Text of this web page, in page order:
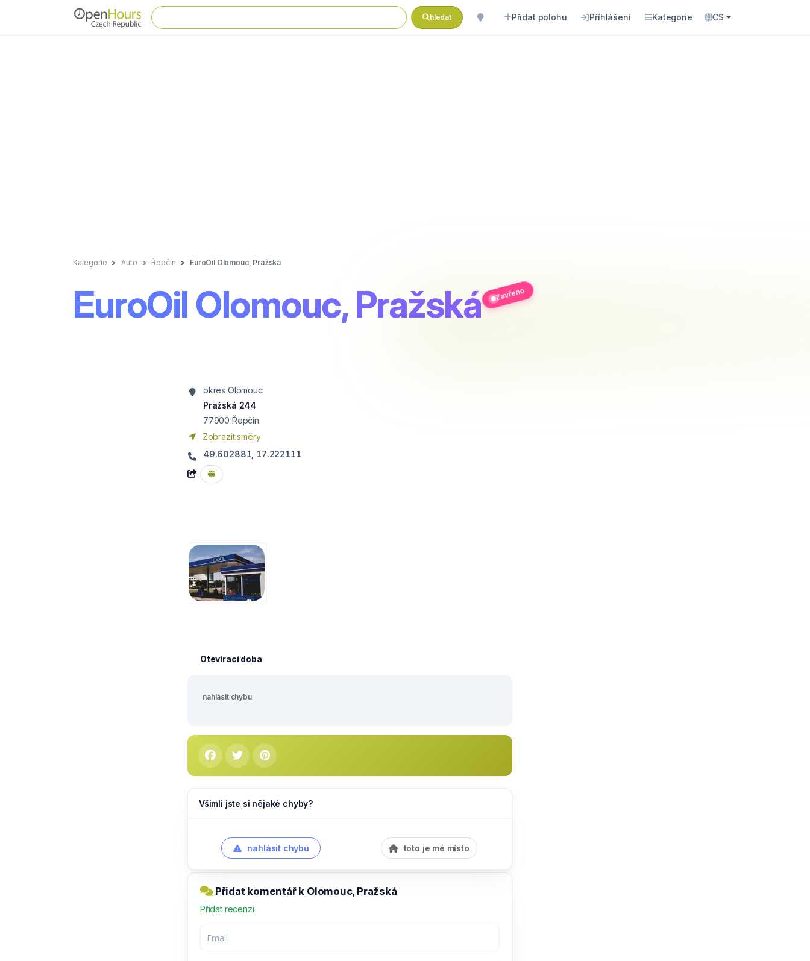
hledat Přidat polohu Příhlášení Kategorie CS
Kategorie Auto Řepčín EuroOil Olomouc, Pražská
EuroOil Olomouc, Pražská Zavřeno
okres Olomouc
Pražská 244
77900 Řepčín
Zobrazit směry
49.602881, 17.222111
Otevírací doba
nahlásit chybu
Všimli jste si nějaké chyby?
nahlásit chybu toto je mé místo
Přidat komentář k Olomouc, Pražská
Přidat recenzi